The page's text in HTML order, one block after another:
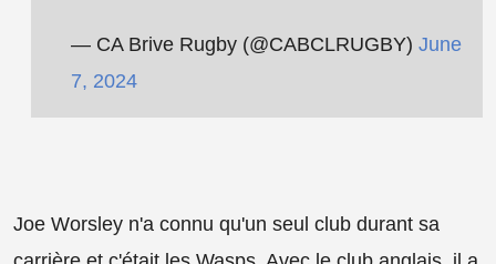
— CA Brive Rugby (@CABCLRUGBY) June
7, 2024
Joe Worsley n'a connu qu'un seul club durant sa